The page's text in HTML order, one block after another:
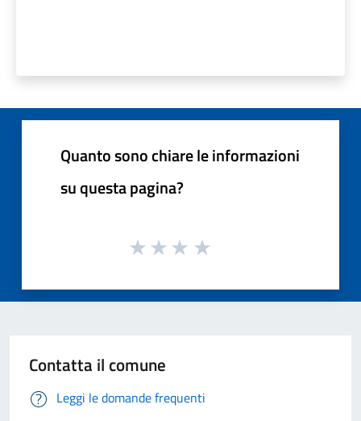
Quanto sono chiare le informazioni
su questa pagina?
Contatta il comune
Leggi le domande frequenti